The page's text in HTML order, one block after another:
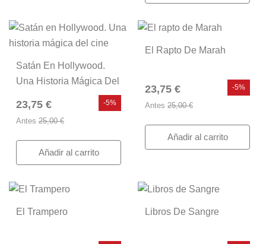
Satán En Hollywood.
Una Historia Mágica Del
23,75 €
Antes 25,00 €
-5%
Añadir al carrito
El Rapto De Marah
23,75 €
Antes 25,00 €
-5%
Añadir al carrito
El Trampero Libros De Sangre